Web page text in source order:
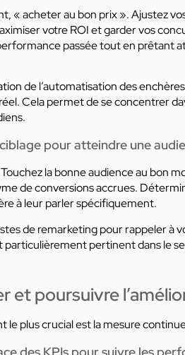
« acheter au bon prix ». Ajustez
votre ROI et garder vos
passée tout en prêtant
de l’automatisation des
Cela permet de se concentrer
pour atteindre une
la bonne audience au bon
de conversions accrues.
à leur parler spécifiquement.
de remarketing pour rappeler à
particulièrement pertinent dans le
et poursuivre
le plus crucial est la mesure